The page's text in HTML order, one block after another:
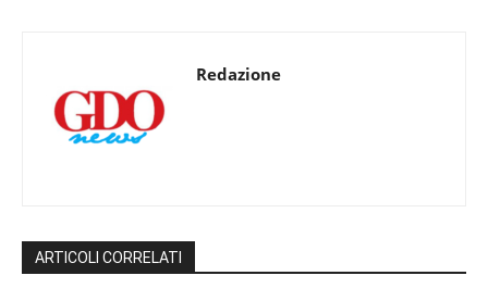
Redazione
ARTICOLI CORRELATI